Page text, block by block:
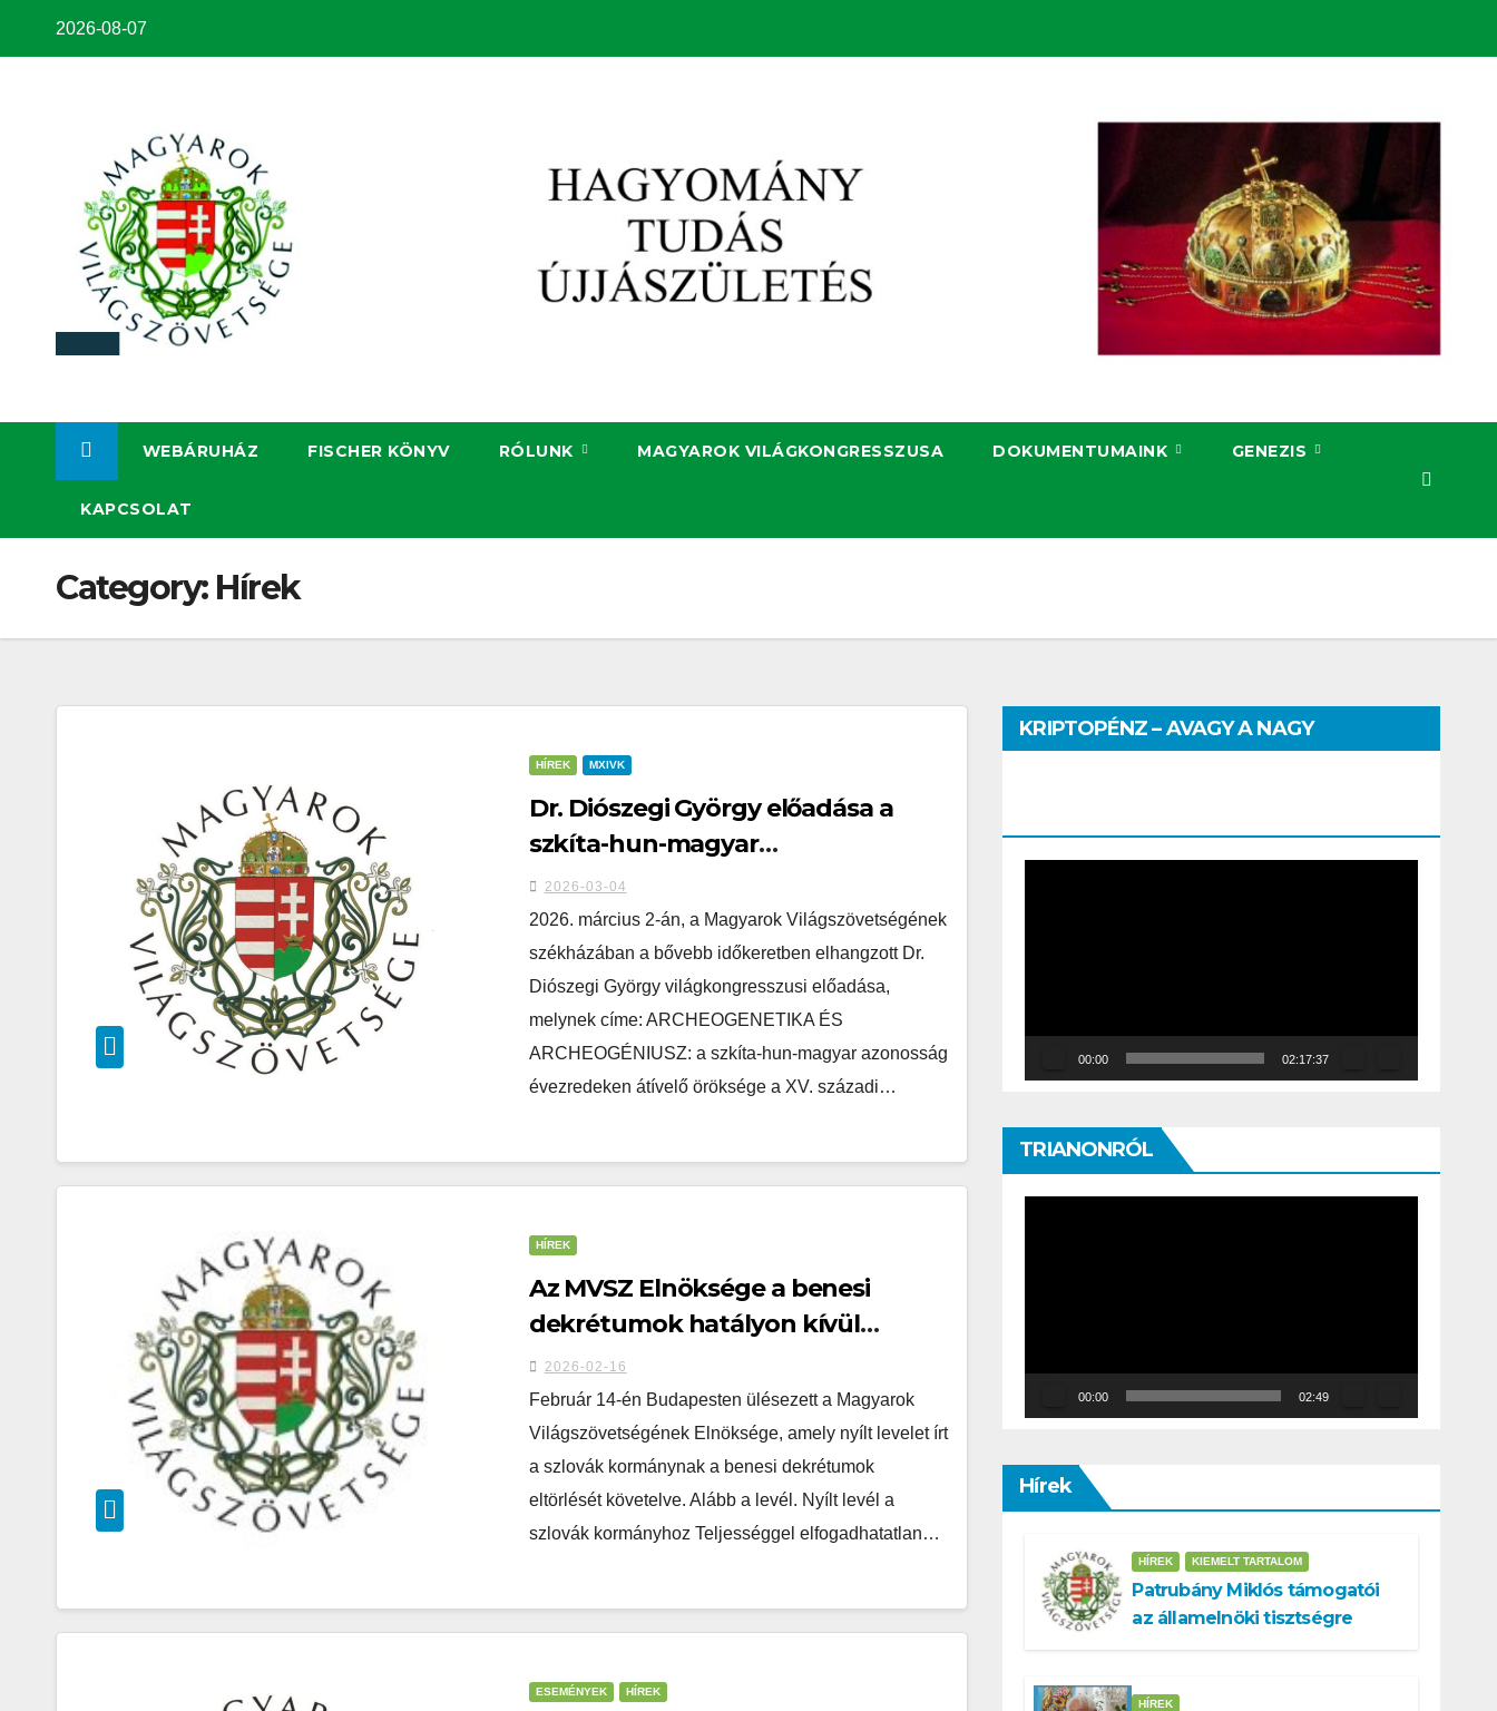
2026-08-07
WEBÁRUHÁZ FISCHER KÖNYV RÓLUNK MAGYAROK VILÁGKONGRESSZUSA DOKUMENTUMAINK GENEZIS
KAPCSOLAT
Category: Hírek
HÍREK MXIVK
Dr. Diószegi György előadása a
szkíta-hun-magyar
folytonosságról
2026-03-04
2026. március 2-án, a Magyarok Világszövetségének
székházában a bővebb időkeretben elhangzott Dr.
Diószegi György világkongresszusi előadása,
melynek címe: ARCHEOGENETIKA ÉS
ARCHEOGÉNIUSZ: a szkíta-hun-magyar azonosság
évezredeken átívelő öröksége a XV. századi…
HÍREK
Az MVSZ Elnöksége a benesi
dekrétumok hatályon kívül
helyezését kéri – Nyílt levél a
szlovák kormányhoz
2026-02-16
Február 14-én Budapesten ülésezett a Magyarok
Világszövetségének Elnöksége, amely nyílt levelet írt
a szlovák kormánynak a benesi dekrétumok
eltörlését követelve. Alább a levél. Nyílt levél a
szlovák kormányhoz Teljességgel elfogadhatatlan…
ESEMÉNYEK HÍREK
KRIPTOPÉNZ – AVAGY A NAGY
00:00 02:17:37
TRIANONRÓL
00:00 02:49
Hírek
HÍREK KIEMELT TARTALOM
Patrubány Miklós támogatói
az államelnöki tisztségre
HÍREK